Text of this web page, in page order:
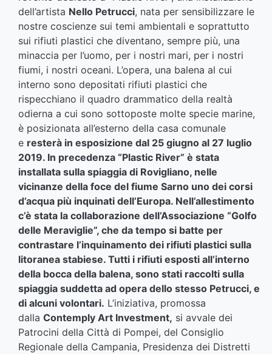
dell’artista Nello Petrucci, nata per sensibilizzare le
nostre coscienze sui temi ambientali e soprattutto
sui rifiuti plastici che diventano, sempre più, una
minaccia per l’uomo, per i nostri mari, per i nostri
fiumi, i nostri oceani. L’opera, una balena al cui
interno sono depositati rifiuti plastici che
rispecchiano il quadro drammatico della realtà
odierna a cui sono sottoposte molte specie marine,
è posizionata all’esterno della casa comunale
e resterà in esposizione dal 25 giugno al 27 luglio
2019. In precedenza “Plastic River” è stata
installata sulla spiaggia di Rovigliano, nelle
vicinanze della foce del fiume Sarno uno dei corsi
d’acqua più inquinati dell’Europa. Nell’allestimento
c’è stata la collaborazione dell’Associazione “Golfo
delle Meraviglie”, che da tempo si batte per
contrastare l’inquinamento dei rifiuti plastici sulla
litoranea stabiese. Tutti i rifiuti esposti all’interno
della bocca della balena, sono stati raccolti sulla
spiaggia suddetta ad opera dello stesso Petrucci, e
di alcuni volontari. L’iniziativa, promossa
dalla Contemply Art Investment, si avvale dei
Patrocini della Città di Pompei, del Consiglio
Regionale della Campania, Presidenza dei Distretti